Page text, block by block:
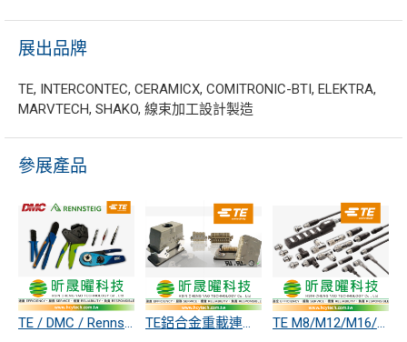
展出品牌
TE, INTERCONTEC, CERAMICX, COMITRONIC-BTI, ELEKTRA,
MARVTECH, SHAKO, 線束加工設計製造
參展產品
TE鋁合金重載連接器 TE M8/M12/M16/M23/M36圓形連接器